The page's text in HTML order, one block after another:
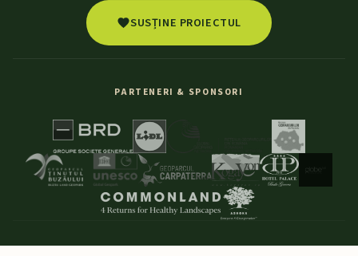
SUSȚINE PROIECTUL
PARTENERI & SPONSORI